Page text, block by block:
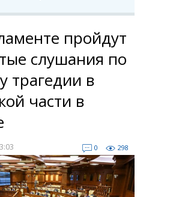
пройдут
слушания по
трагедии в
части в
0 298